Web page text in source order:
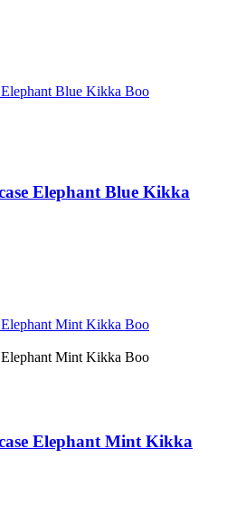
Elephant Blue Kikka
Elephant Mint Kikka